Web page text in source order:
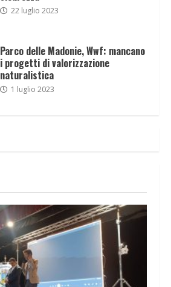
22 luglio 2023
Parco delle Madonie, Wwf: mancano
i progetti di valorizzazione
naturalistica
1 luglio 2023